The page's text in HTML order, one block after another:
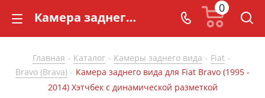
Камера заднего вида для Fiat Bravo (1995 - 2014) Хэтчбек с динамической разметкой - купить в СarBaza
0
Главная - Каталог - Камеры заднего вида - Fiat -
Bravo (Brava) - Камера заднего вида для Fiat Bravo (1995 -
2014) Хэтчбек с динамической разметкой